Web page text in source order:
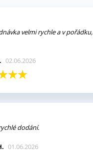
velmi rychle a v pořádku,
02.06.2026
dodání.
01.06.2026